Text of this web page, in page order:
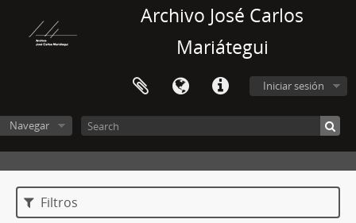
Archivo José Carlos
Mariátegui
Iniciar sesión
Navegar
Filtros